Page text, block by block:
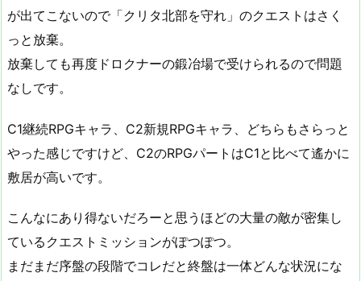
が出てこないので「クリタ北部を守れ」のクエストはさく
っと放棄。
放棄しても再度ドロクナーの鍛冶場で受けられるので問題
なしです。
C1継続RPGキャラ、C2新規RPGキャラ、どちらもさらっと
やった感じですけど、C2のRPGパートはC1と比べて遙かに
敷居が高いです。
こんなにあり得ないだろーと思うほどの大量の敵が密集し
ているクエストミッションがぽつぽつ。
まだまだ序盤の段階でコレだと終盤は一体どんな状況にな